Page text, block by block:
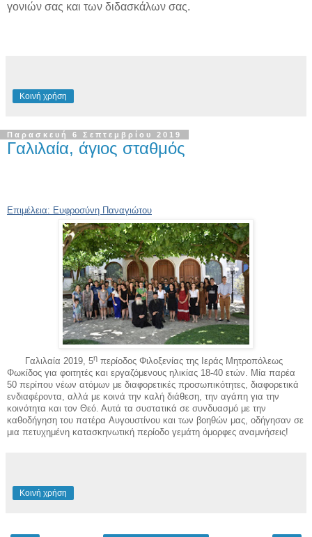
γονιών σας και των διδασκάλων σας.
Κοινή χρήση
Παρασκευή 6 Σεπτεμβρίου 2019
Γαλιλαία, άγιος σταθμός
Επιμέλεια: Ευφροσύνη Παναγιώτου
Γαλιλαία 2019, 5η περίοδος Φιλοξενίας της Ιεράς Μητροπόλεως
Φωκίδος για φοιτητές και εργαζόμενους ηλικίας 18-40 ετών. Μία παρέα
50 περίπου νέων ατόμων με διαφορετικές προσωπικότητες, διαφορετικά
ενδιαφέροντα, αλλά με κοινά την καλή διάθεση, την αγάπη για την
κοινότητα και τον Θεό. Αυτά τα συστατικά σε συνδυασμό με την
καθοδήγηση του πατέρα Αυγουστίνου και των βοηθών μας, οδήγησαν σε
μια πετυχημένη κατασκηνωτική περίοδο γεμάτη όμορφες αναμνήσεις!
Κοινή χρήση